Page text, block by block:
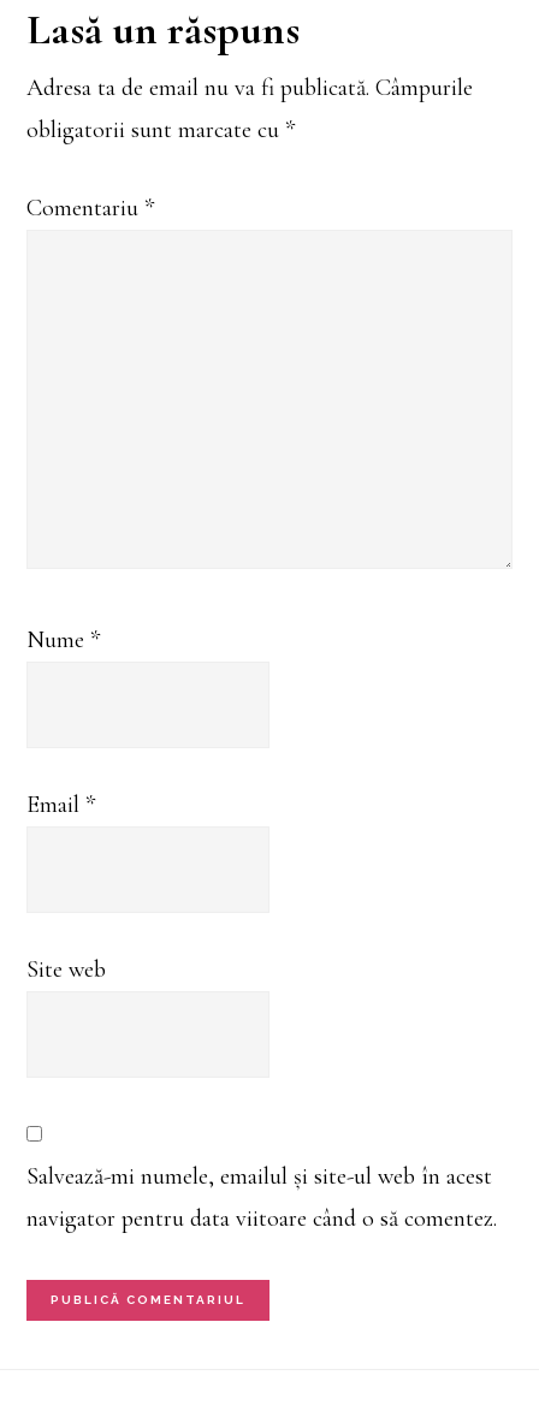
Reader
Interactions
Lasă un răspuns
Adresa ta de email nu va fi publicată. Câmpurile
obligatorii sunt marcate cu *
Comentariu *
Nume *
Email *
Site web
Salvează-mi numele, emailul și site-ul web în acest
navigator pentru data viitoare când o să comentez.